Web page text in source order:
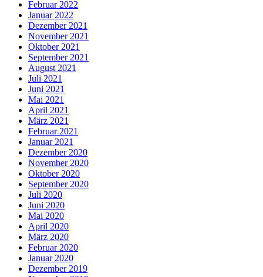
Februar 2022
Januar 2022
Dezember 2021
November 2021
Oktober 2021
September 2021
August 2021
Juli 2021
Juni 2021
Mai 2021
April 2021
März 2021
Februar 2021
Januar 2021
Dezember 2020
November 2020
Oktober 2020
September 2020
Juli 2020
Juni 2020
Mai 2020
April 2020
März 2020
Februar 2020
Januar 2020
Dezember 2019